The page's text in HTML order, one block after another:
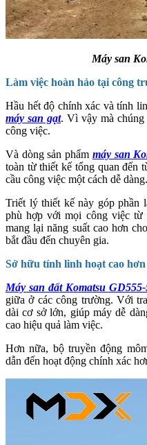
Máy san
Làm việc hoàn hảo tại công
Hầu hết độ chính xác và tính
máy san gạt. Vì vậy mà chúng
công việc.
Và dòng sản phẩm máy san
toàn từ thiết kế tổng quan đến
cầu công việc một cách dễ dàng.
Triết lý thiết kế này góp phần
phù hợp với mọi công việc từ
mang lại năng suất cao hơn
bắt đầu đến chuyên gia.
Sở hữu tính linh hoạt cao hơn
Máy san đất Komatsu GD555-
giữa ở các công trường. Với
dài cơ sở lớn, giúp máy dễ
cao hiệu quả làm việc.
Hơn nữa, bộ truyền động
dẫn đến hoạt động chính xác